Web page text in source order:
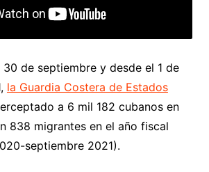
de septiembre y desde el 1 de
la Guardia Costera de Estados
a 6 mil 182 cubanos en
838 migrantes en el año fiscal
septiembre 2021).